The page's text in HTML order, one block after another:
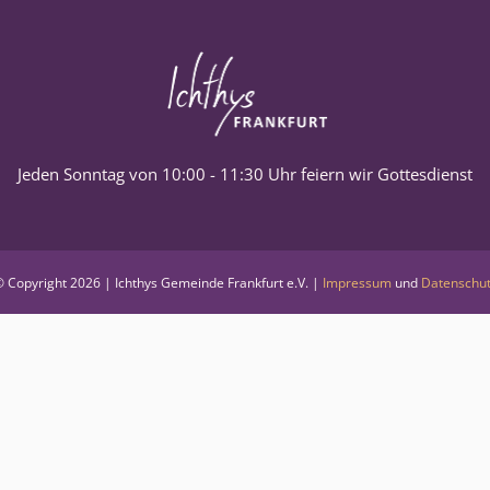
Jeden Sonntag von 10:00 - 11:30 Uhr feiern wir Gottesdienst
Copyright2026 | Ichthys Gemeinde Frankfurt e.V. | Impressum und